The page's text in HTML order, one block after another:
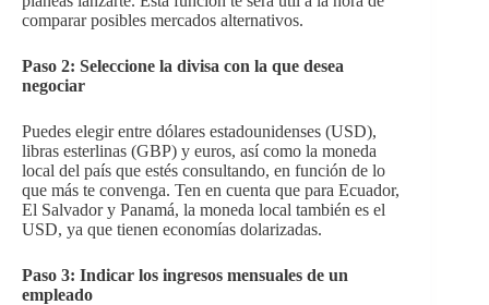
comparar posibles mercados alternativos.
Paso 2: Seleccione la divisa con la que desea
negociar
Puedes elegir entre dólares estadounidenses (USD),
libras esterlinas (GBP) y euros, así como la moneda
local del país que estés consultando, en función de lo
que más te convenga. Ten en cuenta que para Ecuador,
El Salvador y Panamá, la moneda local también es el
USD, ya que tienen economías dolarizadas.
Paso 3: Indicar los ingresos mensuales de un
empleado